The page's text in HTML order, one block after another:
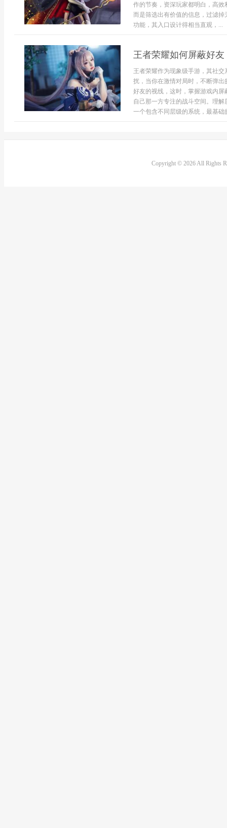
作的节奏，资深玩家都明白，高
而是筛选出有价值的信息，过滤
功能，其入口设计得相当直观，...
王者荣耀如何屏蔽好
王者荣耀作为现象级手游，其社
扰，当你在激情对局时，不断弹
好友的视线，这时，掌握游戏内
自己那一方专注的战斗空间。理
一个包含不同层级的系统，最基础
Copyright © 2026 All Rights